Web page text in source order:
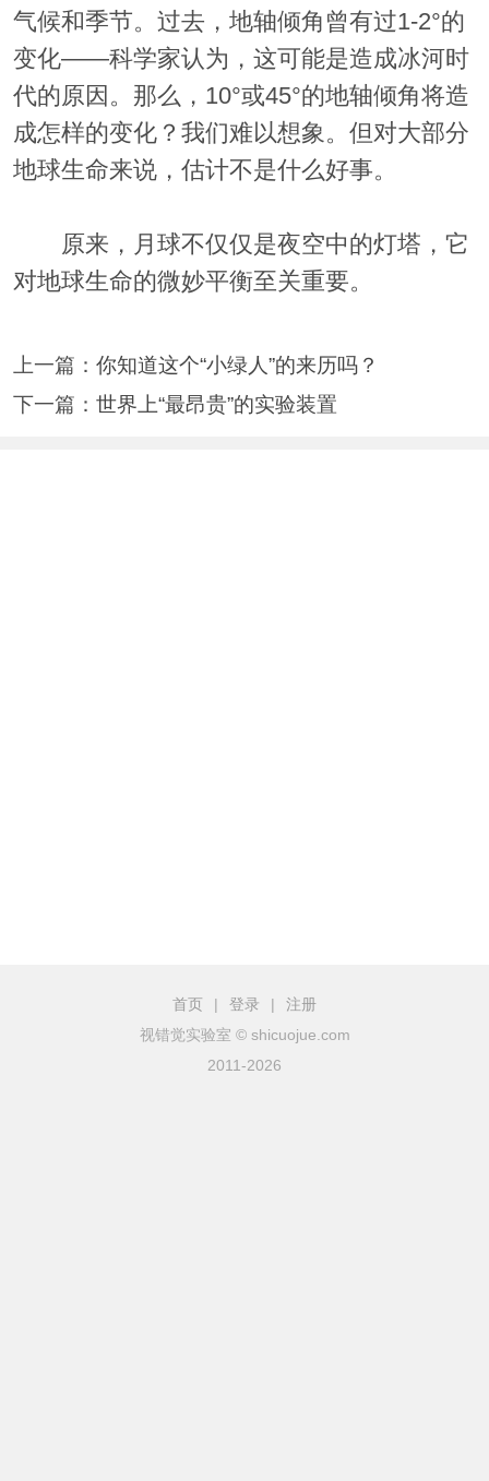
气候和季节。过去，地轴倾角曾有过1-2°的
变化——科学家认为，这可能是造成冰河时
代的原因。那么，10°或45°的地轴倾角将造
成怎样的变化？我们难以想象。但对大部分
地球生命来说，估计不是什么好事。
原来，月球不仅仅是夜空中的灯塔，它
对地球生命的微妙平衡至关重要。
上一篇： 你知道这个“小绿人”的来历吗？
下一篇： 世界上“最昂贵”的实验装置
首页 | 登录 |
注册
视错觉实验室 © shicuojue.com
2011-2026